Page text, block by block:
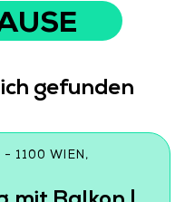
gefunden
1100 WIEN, F